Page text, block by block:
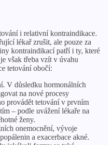
i relativní kontraindikace.
lékař zrušit, ale pouze za
kontraindikací patří i ty, které
však třeba vzít v úvahu
tetování obočí:
V důsledku hormonálních
na nové procesy
provádět tetování v prvním
– podle uvážení lékaře na
ženy.
onemocnění, vývoje
a exacerbace akné.